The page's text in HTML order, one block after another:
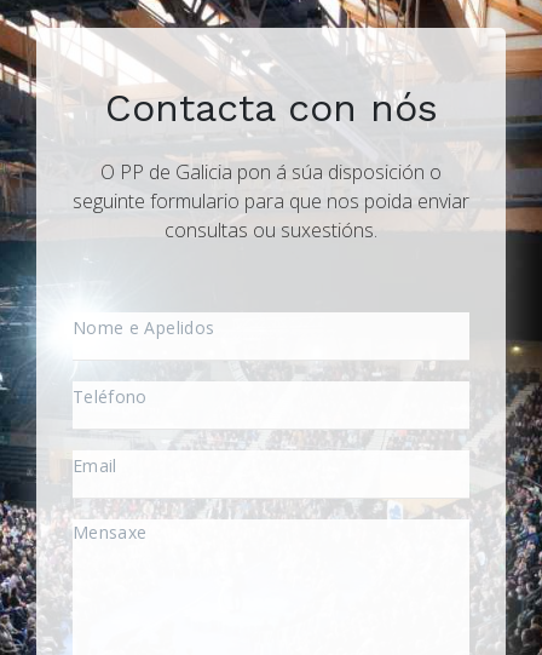
Contacta con nós
O PP de Galicia pon á súa disposición o
seguinte formulario para que nos poida enviar
consultas ou suxestións.